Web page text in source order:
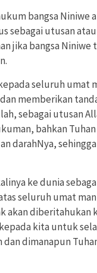
bangsa Niniwe
sebagai utusan
jika bangsa Niniwe
seluruh umat
memberikan
sebagai utusan
bahkan
darahNya,
ke dunia
seluruh umat
akan diberitahukan
kita untuk
dimanapun